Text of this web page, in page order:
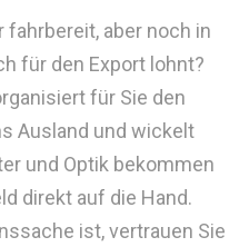
aber noch in
für den Export lohnt?
für Sie den
Ausland und wickelt
und Optik bekommen
direkt auf die Hand.
ist, vertrauen Sie